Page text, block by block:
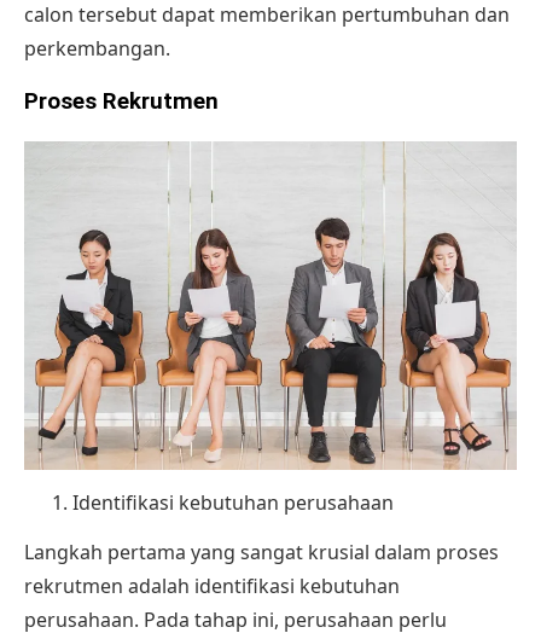
calon tersebut dapat memberikan pertumbuhan dan
perkembangan.
Proses Rekrutmen
Identifikasi kebutuhan perusahaan
Langkah pertama yang sangat krusial dalam proses
rekrutmen adalah identifikasi kebutuhan
perusahaan. Pada tahap ini, perusahaan perlu